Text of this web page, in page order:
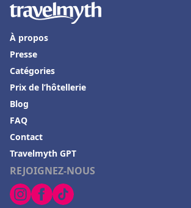
Hôtels à Positano
Hôtels à Roscoff
Hôtels dans le Gers
Hôtels à Ramara
Hôtels dans la Drome
Hôtels à Rocamadour
Hôtels à Ramatuelle
Hôtels à Châtenay-Malabry
Hôtels à Grigny
REJOIGNEZ-NOUS
À propos
Presse
Catégories
Prix de l’hôtellerie
Blog
FAQ
Contact
Travelmyth GPT